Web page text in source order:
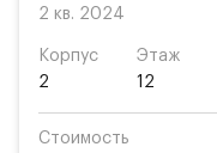
2 кв. 2024
Корпус
2
Этаж
12
Стоимость